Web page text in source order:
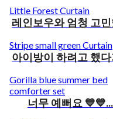
Little Forest Curtain
레인보우와 엄청 고민
Stripe small green Curtain
아이방이 하려고 했다
Gorilla blue summer bed
comforter set
너무 예뻐요 💙💙...